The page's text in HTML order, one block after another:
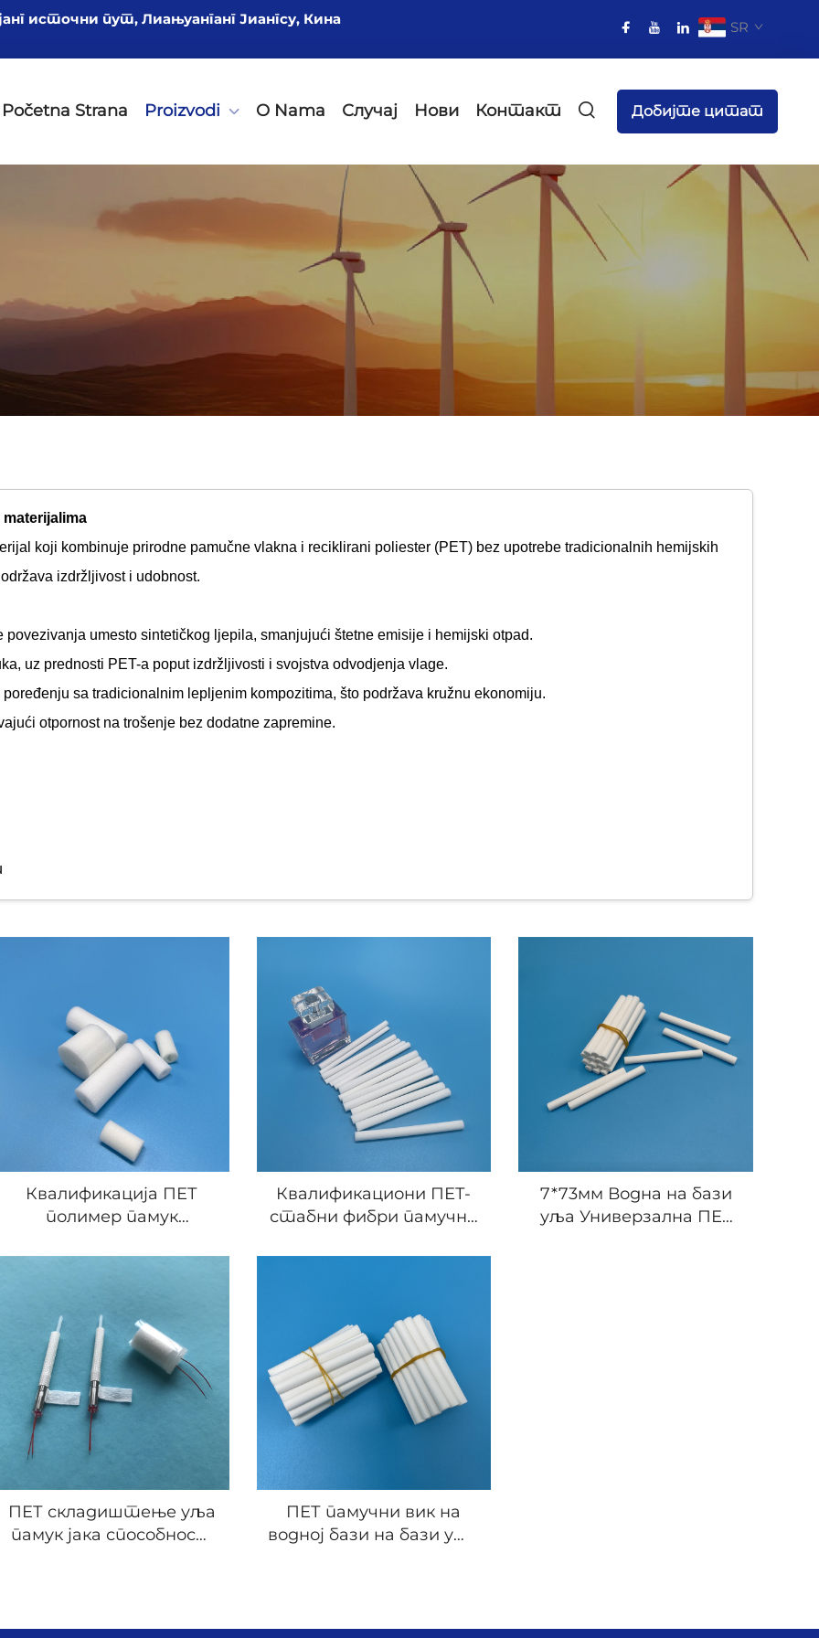
источни пут, Лиањуанганг Јиангсу, Кина
SR
Početna Strana Proizvodi O Nama Случај Нови Контакт Добијте цитат
koji kombinuje prirodne pamučne vlakna i reciklirani poliester (PET) bez upotrebe tradicionalnih hemijskih
izdržljivost i udobnost.
umesto sintetičkog ljepila, smanjujući štetne emisije i hemijski otpad.
uz prednosti PET-a poput izdržljivosti i svojstva odvodjenja vlage.
sa tradicionalnim lepljenim kompozitima, što podržava kružnu ekonomiju.
otpornost na trošenje bez dodatne zapremine.
se proizvodi od etilenglikola i tereftalne kiseline na bazi nafte. Proces proizvodnje uključuje sledeće
PET smole.
finih filamenta.
čvrstoće i kovraju radi dodavanja volumena i elastičnosti.
i baliraju radi dalje obrade.
od plastiničnih boca koje su već bile u upotrebi, doprinoseći održivosti time što se smanjuje plastika otpad.
idealno za osobe osetljive na alergije.
udobnost.
pranja.
poput puhu.
upotrebljivo, dug vek trajanja
usled višestrukog korišćenja i bez insekata usled polimernih materijala
Квалификација ПЕТ
полимер памук
складиштење уља
Квалификациони ПЕТ-
стабни фибри памучни
ароматерапијска
7*73мм Водна на бази
уља Универзална ПЕТ
ПЕТ складиштење уља
памук јака способност
ПЕТ памучни вик на
водној бази на бази уља